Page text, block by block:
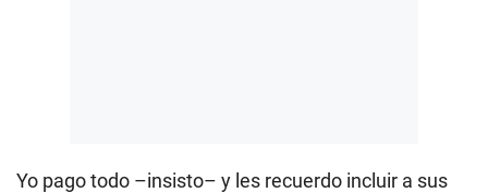
Yo pago todo –insisto– y les recuerdo incluir a sus